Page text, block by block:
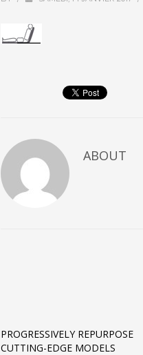
ABOUT
PROGRESSIVELY REPURPOSE
CUTTING-EDGE MODELS